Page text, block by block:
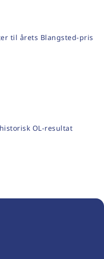
til årets Blangsted-pris
OL-resultat